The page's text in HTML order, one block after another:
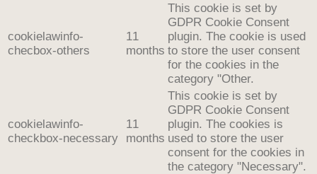
cookielawinfo-
checbox-others
11
months
This cookie is set by
GDPR Cookie Consent
plugin. The cookie is used
to store the user consent
for the cookies in the
category "Other.
cookielawinfo-
checkbox-necessary
11
months
This cookie is set by
GDPR Cookie Consent
plugin. The cookies is
used to store the user
consent for the cookies in
the category "Necessary".